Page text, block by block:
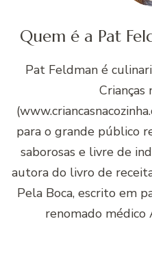
Quem é a Pat
Pat Feldman é
Crianças
para o grande público
saborosas e livre de
autora do livro de
Pela Boca, escrito em
renomado médico